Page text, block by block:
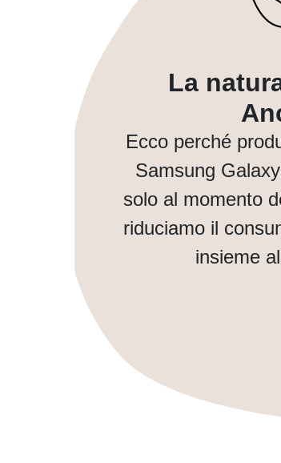
La
Ecco perché
Samsung
solo al momento
riduciamo il
insieme